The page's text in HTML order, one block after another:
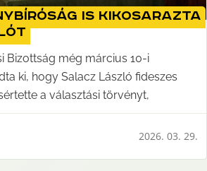
is kikosarazta
Bizottság még március 10-i
ki, hogy Salacz László fideszes
a választási törvényt,
2026. 03. 29.